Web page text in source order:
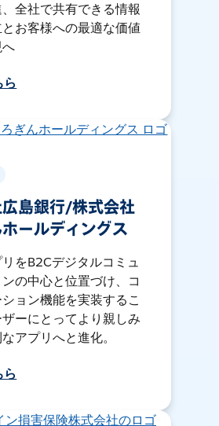
全社で共有できる情報
お客様への最適な価値
島銀行/株式会社
ールディングス
をB2Cデジタルコミュ
の中心と位置づけ、コ
ョン機能を実装するこ
ーにとってより親しみ
アプリへと進化。